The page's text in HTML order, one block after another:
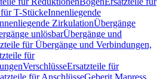
T-StückeInnenliegende
ZirkulationÜbergänge
unlösbarÜbergänge und
für Übergänge und Verbindungen,
für
VerschlüsseErsatzteile für
für AnschlüsseGeberit Mapress